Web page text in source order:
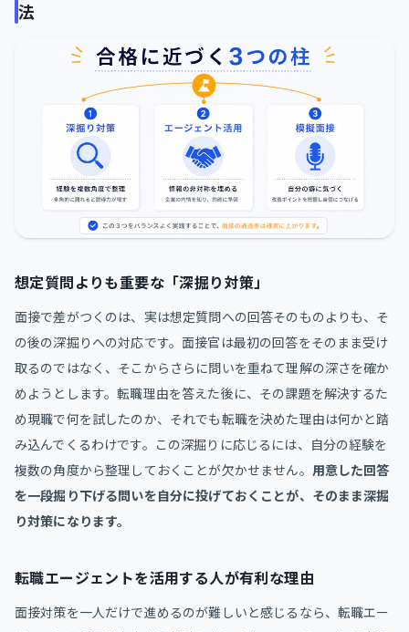
法
想定質問よりも重要な「深掘り対策」
面接で差がつくのは、実は想定質問への回答そのものよりも、そ
の後の深掘りへの対応です。面接官は最初の回答をそのまま受け
取るのではなく、そこからさらに問いを重ねて理解の深さを確か
めようとします。転職理由を答えた後に、その課題を解決するた
め現職で何を試したのか、それでも転職を決めた理由は何かと踏
み込んでくるわけです。この深掘りに応じるには、自分の経験を
複数の角度から整理しておくことが欠かせません。 用意した回答
を一段掘り下げる問いを自分に投げておくことが、そのまま深掘
り対策になります。
転職エージェントを活用する人が有利な理由
面接対策を一人だけで進めるのが難しいと感じるなら、転職エー